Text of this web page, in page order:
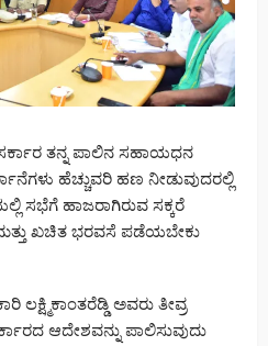
ತನ್ನ ಪಾಲಿನ ಸಹಾಯಧನ
ಹೆಚ್ಚುವರಿ ಹಣ ನೀಡುವುದರಲ್ಲಿ
ಸಭೆಗೆ ಹಾಜರಾಗಿರುವ ಸಕ್ಕರೆ
ಮತ್ತು ಖಚಿತ ಭರವಸೆ ಪಡೆಯಬೇಕು
ಲಕ್ಷ್ಮಿಕಾಂತರೆಡ್ಡಿ ಅವರು ತೀವ್ರ
ಆದೇಶವನ್ನು ಪಾಲಿಸುವುದು